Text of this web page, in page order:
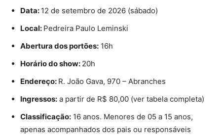
Data: 12 de setembro de 2026 (sábado)
Local: Pedreira Paulo Leminski
Abertura dos portões: 16h
Horário do show: 20h
Endereço: R. João Gava, 970 – Abranches
Ingressos: a partir de R$ 80,00 (ver tabela completa)
Classificação: 16 anos. Menores de 05 a 15 anos,
apenas acompanhados dos pais ou responsáveis